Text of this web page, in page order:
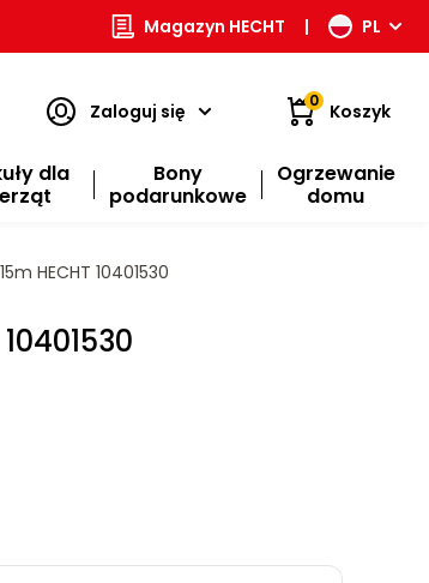
Magazyn HECHT | PL
Zaloguj się 0 Koszyk
dla
Bony
podarunkowe
Ogrzewanie
domu
HECHT 10401530